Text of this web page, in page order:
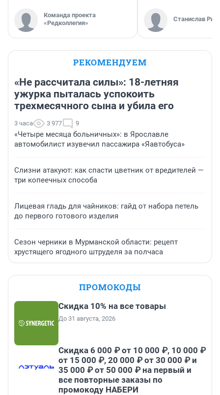
Команда проекта
«Редколлегия»
Станислав
РЕКОМЕНДУЕМ
«Не рассчитала силы»: 18-летняя
ужурка пыталась успокоить
трехмесячного сына и убила его
3 часа 3 977 9
«Четыре месяца больничных»: в Ярославле
автомобилист изувечил пассажира «Яавтобуса»
Слизни атакуют: как спасти цветник от вредителей —
три копеечных способа
Лицевая гладь для чайников: гайд от набора петель
до первого готового изделия
Сезон черники в Мурманской области: рецепт
хрустящего ягодного штруделя за полчаса
ПРОМОКОДЫ
Скидка 10% на все товары
До 31 августа, 2026
Скидка 6 000 ₽ от 10 000 ₽, 10 000 ₽
от 15 000 ₽, 20 000 ₽ от 30 000 ₽ и
35 000 ₽ от 50 000 ₽ на первый и
все повторные заказы по
промокоду НАБЕРИ